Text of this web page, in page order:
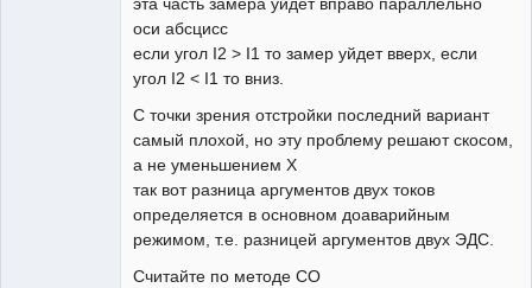
эта часть замера уйдет вправо параллельно
оси абсцисс
если угол I2 > I1 то замер уйдет вверх, если
угол I2 < I1 то вниз.
С точки зрения отстройки последний вариант
самый плохой, но эту проблему решают скосом,
а не уменьшением X
так вот разница аргументов двух токов
определяется в основном доаварийным
режимом, т.е. разницей аргументов двух ЭДС.
Считайте по методе СО